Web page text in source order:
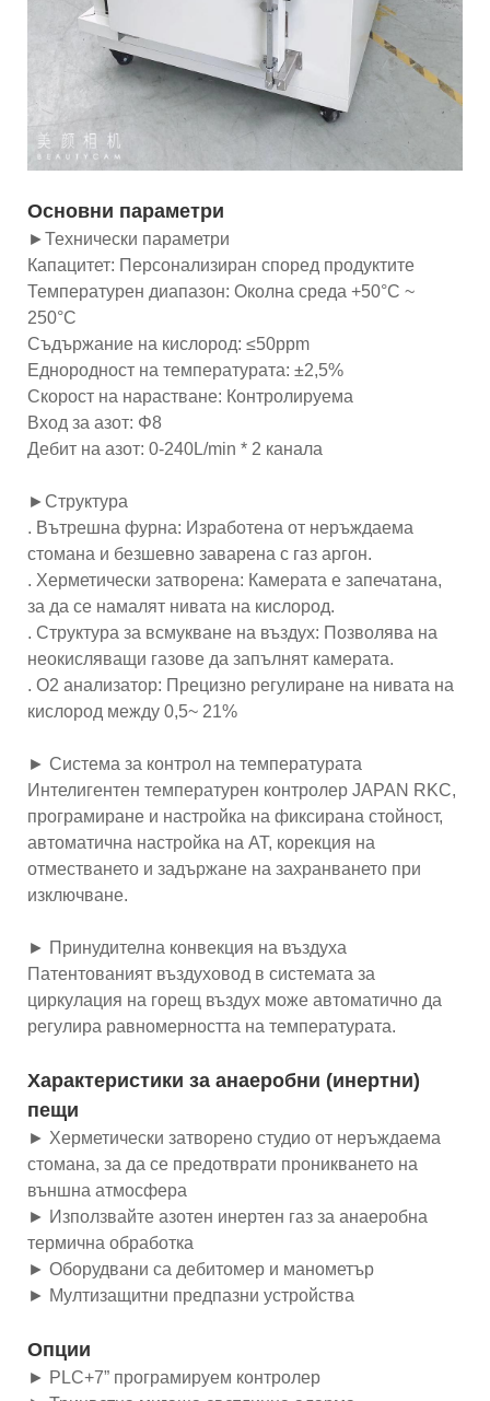
Основни параметри
►Технически параметри
Капацитет: Персонализиран според продуктите
Температурен диапазон: Околна среда +50°C ~
250°C
Съдържание на кислород: ≤50ppm
Еднородност на температурата: ±2,5%
Скорост на нарастване: Контролируема
Вход за азот: Φ8
Дебит на азот: 0-240L/min * 2 канала
►Структура
. Вътрешна фурна: Изработена от неръждаема
стомана и безшевно заварена с газ аргон.
. Херметически затворена: Камерата е запечатана,
за да се намалят нивата на кислород.
. Структура за всмукване на въздух: Позволява на
неокисляващи газове да запълнят камерата.
. O2 анализатор: Прецизно регулиране на нивата на
кислород между 0,5~ 21%
► Система за контрол на температурата
Интелигентен температурен контролер JAPAN RKC,
програмиране и настройка на фиксирана стойност,
автоматична настройка на AT, корекция на
отместването и задържане на захранването при
изключване.
► Принудителна конвекция на въздуха
Патентованият въздуховод в системата за
циркулация на горещ въздух може автоматично да
регулира равномерността на температурата.
Характеристики за анаеробни (инертни)
пещи
► Херметически затворено студио от неръждаема
стомана, за да се предотврати проникването на
външна атмосфера
► Използвайте азотен инертен газ за анаеробна
термична обработка
► Оборудвани са дебитомер и манометър
► Мултизащитни предпазни устройства
Опции
► PLC+7” програмируем контролер